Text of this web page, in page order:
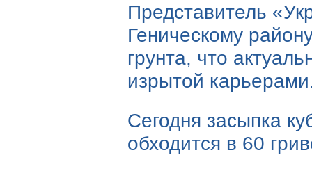
Представитель
Геническому
грунта, что
изрытой
Сегодня засыпка
обходится в 60